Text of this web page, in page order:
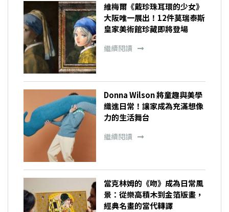
維梅爾《戴珍珠耳環的少女》
大阪唯一展出！12件莫瑞泰斯
皇家美術館珍藏即將登場
繼續閱讀
Donna Wilson 將童趣與美學
織進日常！讓家成為充滿想像
力的生活舞台
繼續閱讀
當克林姆的《吻》成為日常風
景：從樂高積木到金箔版畫，
經典名畫的當代轉譯